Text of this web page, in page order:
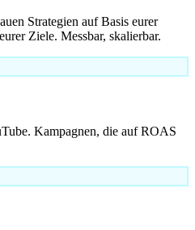
Strategien auf Basis eurer
Ziele. Messbar, skalierbar.
Kampagnen, die auf ROAS